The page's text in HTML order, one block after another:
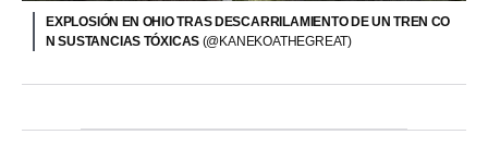
EXPLOSIÓN EN OHIO TRAS DESCARRILAMIENTO DE UN TREN CO
N SUSTANCIAS TÓXICAS (@KANEKOATHEGREAT)